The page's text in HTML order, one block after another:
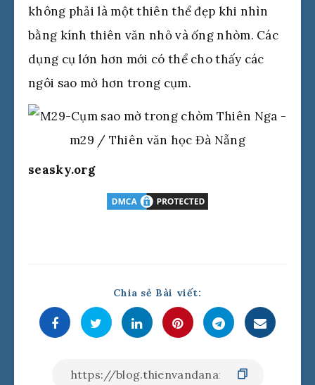
không phải là một thiên thể đẹp khi nhìn
bằng kính thiên văn nhỏ và ống nhòm. Các
dụng cụ lớn hơn mới có thể cho thấy các
ngôi sao mờ hơn trong cụm.
seasky.org
Chia sẻ Bài viết: